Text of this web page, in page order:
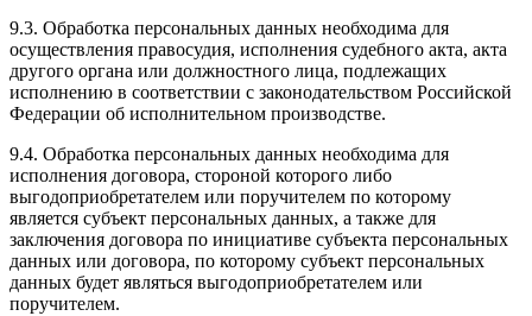
9.3. Обработка персональных данных необходима для
осуществления правосудия, исполнения судебного акта, акта
другого органа или должностного лица, подлежащих
исполнению в соответствии с законодательством Российской
Федерации об исполнительном производстве.
9.4. Обработка персональных данных необходима для
исполнения договора, стороной которого либо
выгодоприобретателем или поручителем по которому
является субъект персональных данных, а также для
заключения договора по инициативе субъекта персональных
данных или договора, по которому субъект персональных
данных будет являться выгодоприобретателем или
поручителем.